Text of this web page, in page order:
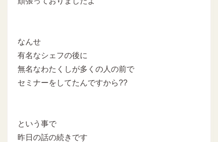
なんせ
有名なシェフの後に
無名なわたくしが多くの人の前で
セミナーをしてたんですから??
という事で
昨日の話の続きです